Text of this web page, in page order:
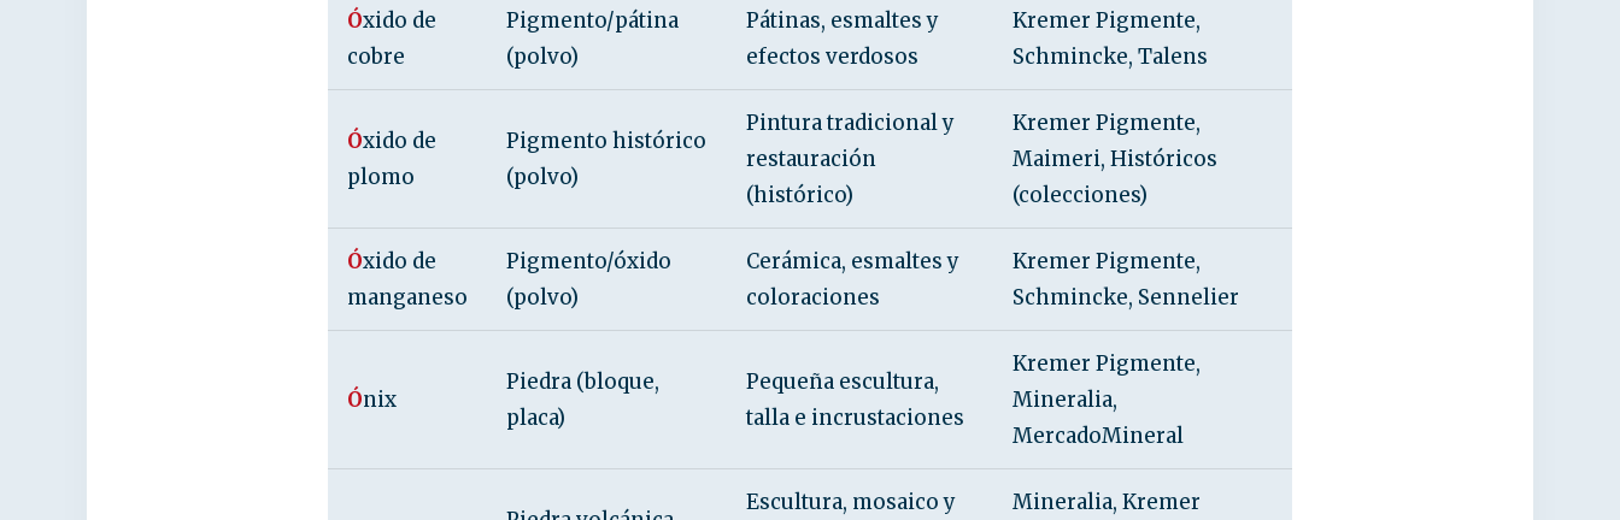
Óxido de
cobre
Pigmento/pátina
(polvo)
Pátinas, esmaltes y
efectos verdosos
Kremer Pigmente,
Schmincke, Talens
Óxido de
plomo
Pigmento histórico
(polvo)
Pintura tradicional y
restauración
(histórico)
Kremer Pigmente,
Maimeri, Históricos
(colecciones)
Óxido de
manganeso
Pigmento/óxido
(polvo)
Cerámica, esmaltes y
coloraciones
Kremer Pigmente,
Schmincke, Sennelier
Ónix
Piedra (bloque,
placa)
Pequeña escultura,
talla e incrustaciones
Kremer Pigmente,
Mineralia,
MercadoMineral
Escultura, mosaico y
Mineralia, Kremer